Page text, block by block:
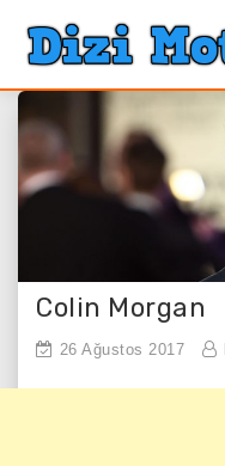
Colin Morgan
26 Ağustos 2017